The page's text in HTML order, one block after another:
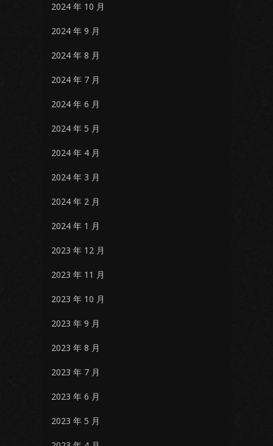
2024 年 10 月
2024 年 9 月
2024 年 8 月
2024 年 7 月
2024 年 6 月
2024 年 5 月
2024 年 4 月
2024 年 3 月
2024 年 2 月
2024 年 1 月
2023 年 12 月
2023 年 11 月
2023 年 10 月
2023 年 9 月
2023 年 8 月
2023 年 7 月
2023 年 6 月
2023 年 5 月